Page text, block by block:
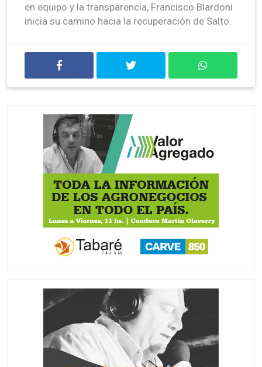
en equipo y la transparencia, Francisco Blardoni
inicia su camino hacia la recuperación de Salto.